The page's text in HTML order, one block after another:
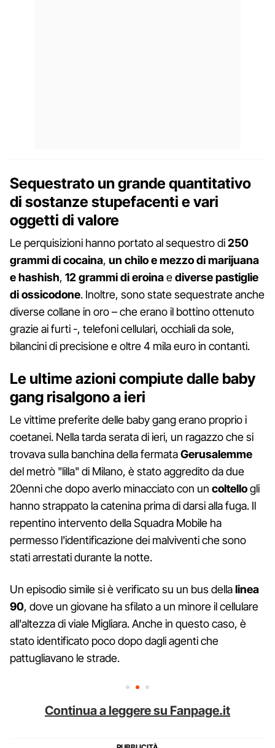
Sequestrato un grande quantitativo
di sostanze stupefacenti e vari
oggetti di valore
Le perquisizioni hanno portato al sequestro di250
grammi di cocaina, un chilo e mezzo di marijuana
e hashish, 12 grammi di eroinaediverse pastiglie
di ossicodone. Inoltre, sono state sequestrate anche
diverse collane in oro – che erano il bottino ottenuto
grazie ai furti -, telefoni cellulari, occhiali da sole,
bilancini di precisione e oltre 4 mila euro in contanti.
Le ultime azioni compiute dalle baby
gang risalgono a ieri
Le vittime preferite delle baby gang erano proprio i
coetanei. Nella tarda serata di ieri, un ragazzo che si
trovava sulla banchina della fermataGerusalemme
del metrò "lilla" di Milano, è stato aggredito da due
20enni che dopo averlo minacciato con un coltellogli
hanno strappato la catenina prima di darsi alla fuga. Il
repentino intervento della Squadra Mobile ha
permesso l'identificazione dei malviventi che sono
stati arrestati durante la notte.
Un episodio simile si è verificato su un bus dellalinea
90, dove un giovane ha sfilato a un minore il cellulare
all'altezza di viale Migliara. Anche in questo caso, è
stato identificato poco dopo dagli agenti che
pattugliavano le strade.
Continua a leggere su Fanpage.it